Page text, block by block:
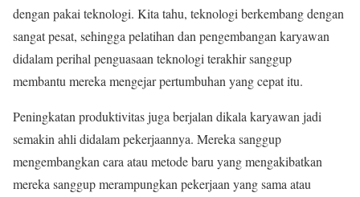
dengan pakai teknologi. Kita tahu, teknologi berkembang dengan
sangat pesat, sehingga pelatihan dan pengembangan karyawan
didalam perihal penguasaan teknologi terakhir sanggup
membantu mereka mengejar pertumbuhan yang cepat itu.
Peningkatan produktivitas juga berjalan dikala karyawan jadi
semakin ahli didalam pekerjaannya. Mereka sanggup
mengembangkan cara atau metode baru yang mengakibatkan
mereka sanggup merampungkan pekerjaan yang sama atau